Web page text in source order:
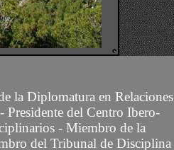
la Diplomatura en Relaciones
Presidente del Centro Ibero-
- Miembro de la
del Tribunal de Disciplina